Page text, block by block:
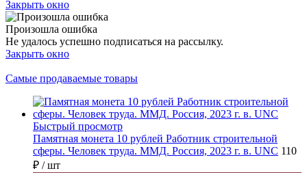
Закрыть окно
Произошла ошибка
Не удалось успешно подписаться на рассылку.
Закрыть окно
Самые продаваемые товары
Быстрый просмотр
Памятная монета 10 рублей Работник строительной
сферы. Человек труда. ММД. Россия, 2023 г. в. UNC 110
₽ / шт